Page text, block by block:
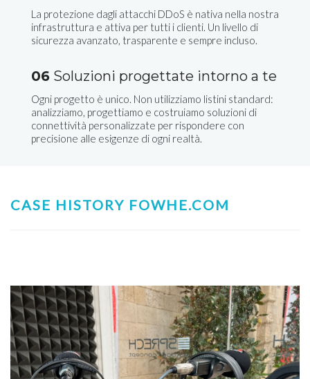
La protezione dagli attacchi DDoS è nativa nella nostra
infrastruttura e attiva per tutti i clienti. Un livello di
sicurezza avanzato, trasparente e sempre incluso.
06 Soluzioni progettate intorno a te
Ogni progetto è unico. Non utilizziamo listini standard:
analizziamo, progettiamo e costruiamo soluzioni di
connettività personalizzate per rispondere con
precisione alle esigenze di ogni realtà.
CASE HISTORY FOWHE.COM